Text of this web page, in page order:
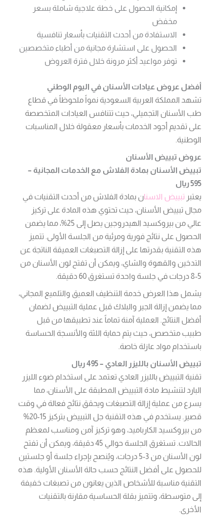
إمكانية الحصول على خطة علاجية شاملة بسعر
مخفض
الاستفادة من أحدث التقنيات بأسعار تنافسية
الحصول على استشارة مجانية من أطباء متخصصين
توفر مواعيد أكثر مرونة خلال فترة العروض
أفضل عروضعيادات الأسنان في اليوم الوطني
تشهد المملكة العربية السعودية نمواً ملحوظاً في قطاع
طب الأسنان التجميلي، حيث تتنافس العيادات المتخصصة
على تقديم أجود الخدمات بأسعار معقولة خلال المناسبات
الوطنية.
عروض تبييض الأسنان
تبييض الأسنان بمادة الفلاش مع الخدمات المجانية –
595 ريال
يعتبر تبييض الاسنان بمادة الفلاش من أحدث التقنيات في
مجال تبييض الأسنان، حيث تحتوي هذه المادة على تركيز
عالي من بيروكسيد الهيدروجين يصل إلى 25%، مما يضمن
الحصول على نتائج فورية ومرئية من الجلسة الأولى. تتميز
هذه التقنية بقدرتها على إزالة التصبغات العميقة الناتجة عن
التدخين والقهوة والشاي، ويمكن أن تفتح لون الأسنان من
5-8 درجات في جلسة واحدة تستغرق 60 دقيقة.
يشمل هذا العرض خدمة التنظيف العميق والتلميع المجاني،
مما يضمن إزالة الجير والبلاك قبل عملية التبييض لضمان
أفضل النتائج. العملية آمنة تماماً عند تطبيقها من قبل
طبيب متخصص، حيث يتم حماية اللثة والأنسجة الحساسة
باستخدام مواد عازلة خاصة.
تبييض الأسنان بالليزر العادي – 495 ريال
تقنية التبييض بالليزر العادي تعتمد على استخدام ضوء الليزر
البارد لتنشيط مادة التبييض المطبقة على الأسنان، مما
يسرع من عملية إزالة التصبغات ويحقق نتائج فعالة في وقت
قصير. يستخدم في هذه التقنية جل التبييض بتركيز 15-20%
من بيروكسيد الكارباميد، وهو تركيز آمن ومناسب لمعظم
الحالات. تستغرق الجلسة حوالي 45 دقيقة، ويمكن أن تفتح
لون الأسنان من 3-5 درجات، ويُنصح بإجراء جلسة أو جلستين
للحصول على أفضل النتائج حسب حالة الأسنان الأولية. هذه
التقنية مناسبة للأشخاص الذين يعانون من تصبغات خفيفة
إلى متوسطة، وتتميز بقلة الحساسية مقارنة بالتقنيات
الأخرى.